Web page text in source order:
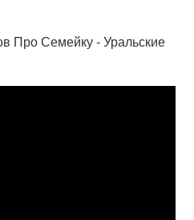
Про Семейку - Уральские